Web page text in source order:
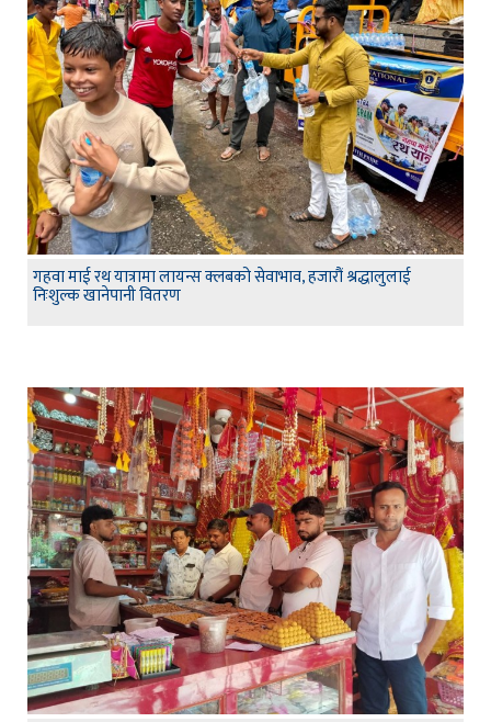
गहवा माई रथ यात्रामा लायन्स क्लबको सेवाभाव, हजारौं श्रद्धालुलाई
निःशुल्क खानेपानी वितरण